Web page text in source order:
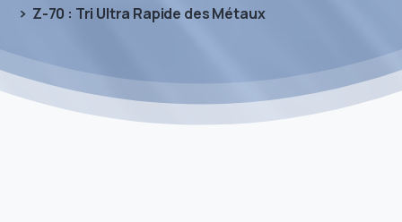
Z-70 : Tri Ultra Rapide des Métaux